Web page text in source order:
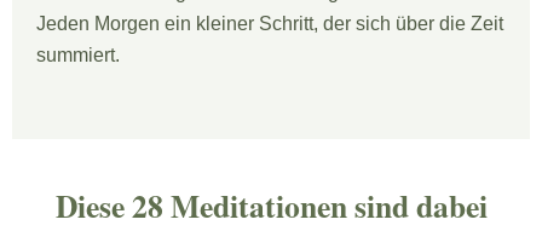
Jeden Morgen ein kleiner Schritt, der sich über die Zeit
summiert.
Diese 28 Meditationen sind dabei